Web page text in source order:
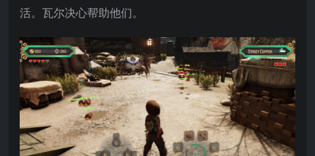
活。瓦尔决心帮助他们。